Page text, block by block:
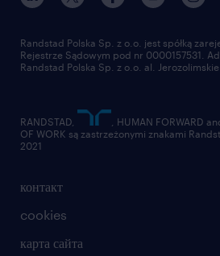
для поставщиков
работа в randstad
отправить резюме
контакт
cookies
карта сайта
Randstad Polska Sp. z o.o. jest spółką
Rejestrze Sądowym pod nr 0000157531.
Randstad Polska Sp. z o.o. al.
RANDSTAD,
, HUMAN FORWARD
OF WORK są zastrzeżonymi znakami
2021